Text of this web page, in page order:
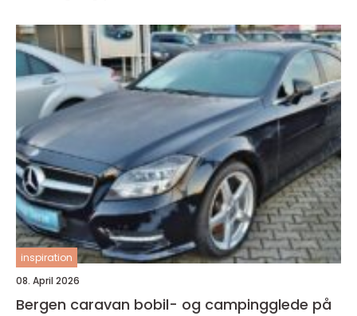
inspiration
08. April 2026
Bergen caravan bobil- og campingglede på